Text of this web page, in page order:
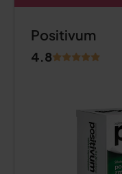
Positivum
4.8